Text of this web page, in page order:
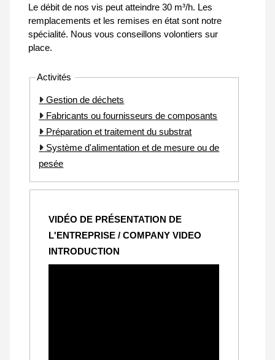
Le débit de nos vis peut atteindre 30 m³/h. Les
remplacements et les remises en état sont notre
spécialité. Nous vous conseillons volontiers sur
place.
Activités
Gestion de déchets
Fabricants ou fournisseurs de composants
Préparation et traitement du substrat
Système d'alimentation et de mesure ou de
pesée
VIDÉO DE PRÉSENTATION DE
L'ENTREPRISE / COMPANY VIDEO
INTRODUCTION